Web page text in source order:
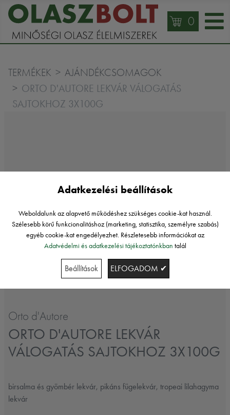
0
TERMÉKEK AJÁNDÉKCSOMAGOK
ORTO D'AUTORE LEKVÁR VÁLOGATÁS
SAJTOKHOZ 3X100G
Orto d'Autore
ORTO D'AUTORE LEKVÁR
VÁLOGATÁS SAJTOKHOZ 3X100G
birsalma és gyömbér lekvár, pikáns fügelekvár, tropeai lilahagyma
lekvár
Adatkezelési beállítások
Weboldalunk az alapvető működéshez szükséges cookie-kat használ.
Szélesebb körű funkcionalitáshoz (marketing, statisztika, személyre szabás)
egyéb cookie-kat engedélyezhet. Részletesebb információkat az
Adatvédelmi és adatkezelési tájékoztatónkban talál
Beállítások ELFOGADOM ✔